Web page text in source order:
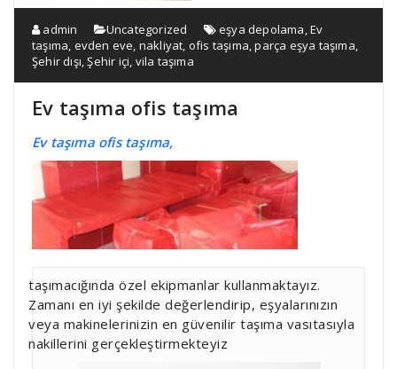
admin Uncategorized eşya depolama ,Ev
taşıma evden eve nakliyat ofis taşıma ,parça eşya taşıma
Şehir dışı ,Şehir içi vila taşıma
Ev taşıma ofis taşıma
Ev taşıma ofis taşıma,
taşımacığında özel ekipmanlar kullanmaktayız.
Zamanı en iyi şekilde değerlendirip, eşyalarınızın
veya makinelerinizin en güvenilir taşıma vasıtasıyla
nakillerini gerçekleştirmekteyiz